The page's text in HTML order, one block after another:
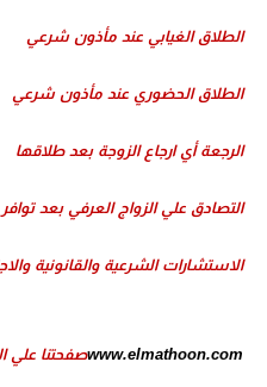
الطلاق الغيابي عند مأذون شرعي
الطلاق الحضوري عند مأذون شرعي
الرجعة أي ارجاع الزوجة بعد طلاقها
التصادق علي الزواج العرفي بعد
الاستشارات الشرعية والقانونية
www.elmathoon.comصفحتنا علي